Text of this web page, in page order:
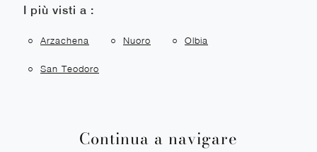
I più visti a :
Arzachena Nuoro Olbia
San Teodoro
Continua a navigare